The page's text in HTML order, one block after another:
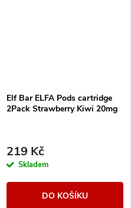
Elf Bar ELFA Pods cartridge
2Pack Strawberry Kiwi 20mg
219 Kč
Skladem
DO KOŠÍKU